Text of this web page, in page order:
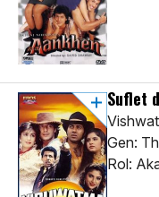
Suflet
Gen:
Rol: